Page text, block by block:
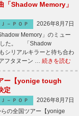
「Shadow Memory」
Ｊ－ＰＯＰ
2026年8月7日
Memory」のミュー
した。 「Shadow
シリアルキラーと待ち合わ
フタヌーン … 続きを読む
ー【yonige tough
定
Ｊ－ＰＯＰ
2026年8月7日
の全国ツアー【yonige